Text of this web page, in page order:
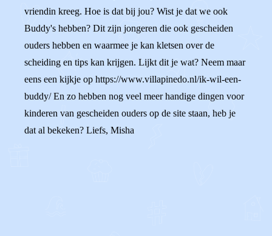
vriendin kreeg. Hoe is dat bij jou? Wist je dat we ook
Buddy's hebben? Dit zijn jongeren die ook gescheiden
ouders hebben en waarmee je kan kletsen over de
scheiding en tips kan krijgen. Lijkt dit je wat? Neem maar
eens een kijkje op https://www.villapinedo.nl/ik-wil-een-
buddy/ En zo hebben nog veel meer handige dingen voor
kinderen van gescheiden ouders op de site staan, heb je
dat al bekeken? Liefs, Misha